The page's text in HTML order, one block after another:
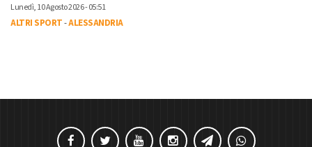
Lunedì, 10 Agosto 2026 - 05:51
ALTRI SPORT-ALESSANDRIA